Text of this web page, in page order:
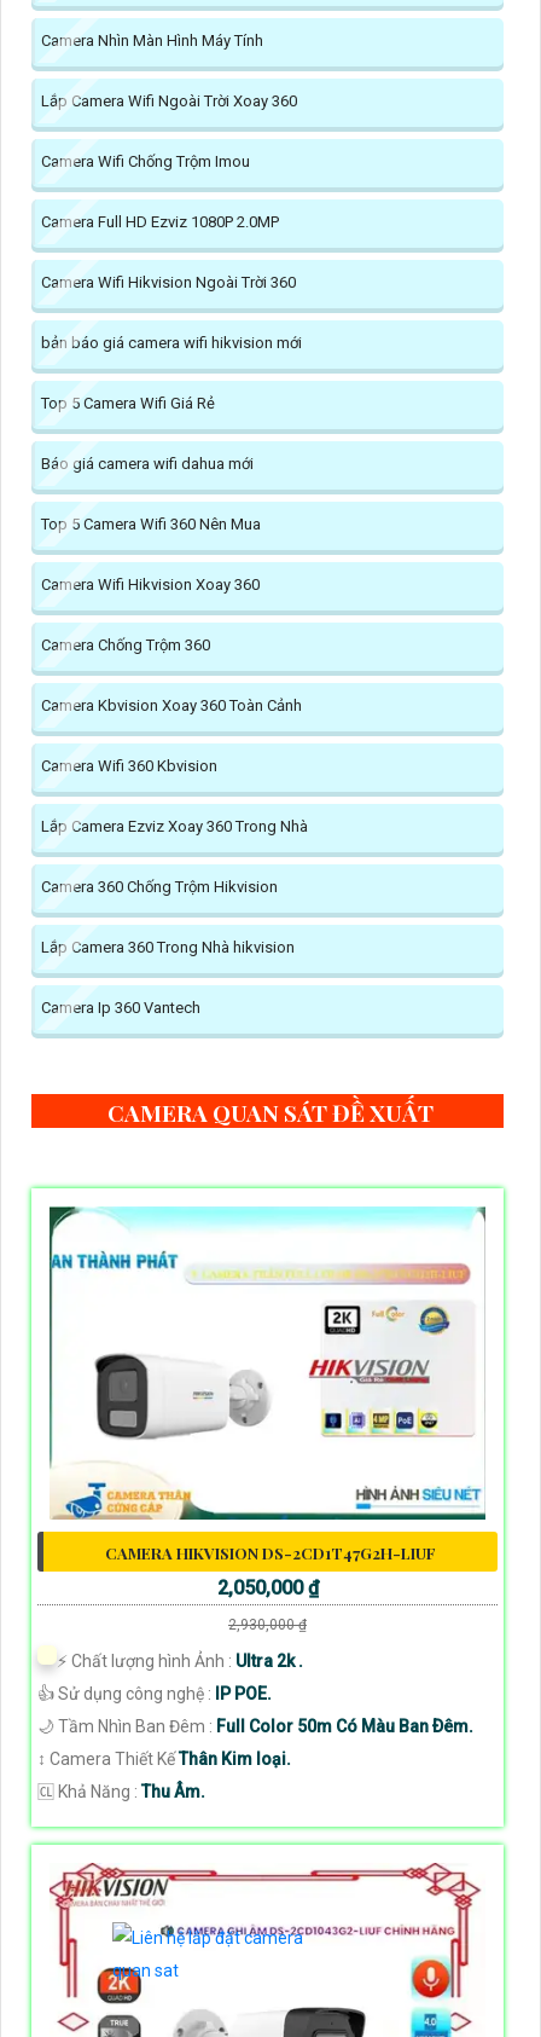
Camera Nhìn Màn Hình Máy Tính
Lắp Camera Wifi Ngoài Trời Xoay 360
Camera Wifi Chống Trộm Imou
Camera Full HD Ezviz 1080P 2.0MP
Camera Wifi Hikvision Ngoài Trời 360
bản báo giá camera wifi hikvision mới
Top 5 Camera Wifi Giá Rẻ
Báo giá camera wifi dahua mới
Top 5 Camera Wifi 360 Nên Mua
Camera Wifi Hikvision Xoay 360
Camera Chống Trộm 360
Camera Kbvision Xoay 360 Toàn Cảnh
Camera Wifi 360 Kbvision
Lắp Camera Ezviz Xoay 360 Trong Nhà
Camera 360 Chống Trộm Hikvision
Lắp Camera 360 Trong Nhà hikvision
Camera Ip 360 Vantech
CAMERA QUAN SÁT ĐỀ XUẤT
CAMERA HIKVISION DS-2CD1T47G2H-LIUF
2,050,000 ₫
2,930,000 ₫
️⚡ Chất lượng hình Ảnh : Ultra 2k .
👍 Sử dụng công nghệ :
IP POE.
🌙 Tầm Nhìn Ban Đêm : Full Color 50m Có Màu Ban Ðêm.
↕️ Camera Thiết KếThân Kim loại.
️🆑 Khả Năng :Thu Âm.